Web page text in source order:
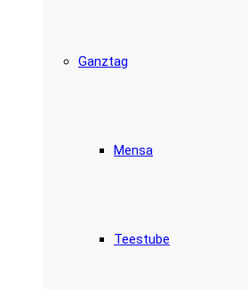
Ganztag
Mensa
Teestube